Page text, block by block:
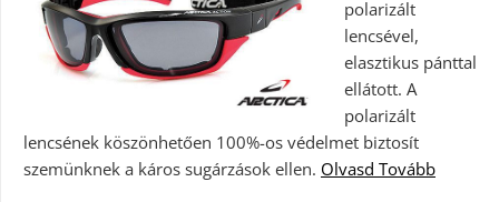
polarizált
lencsével,
elasztikus pánttal
ellátott. A
polarizált
lencsének köszönhetően 100%-os védelmet biztosít
szemünknek a káros sugárzások ellen. Olvasd Tovább